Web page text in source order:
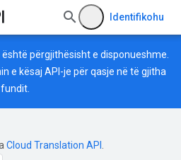
Identifikohu
përgjithësisht e disponueshme.
e kësaj API-je për qasje në të gjitha
Cloud Translation API